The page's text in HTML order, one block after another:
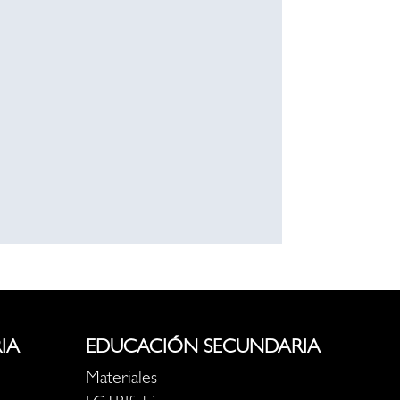
EDUCACIÓN SECUNDARIA
Materiales